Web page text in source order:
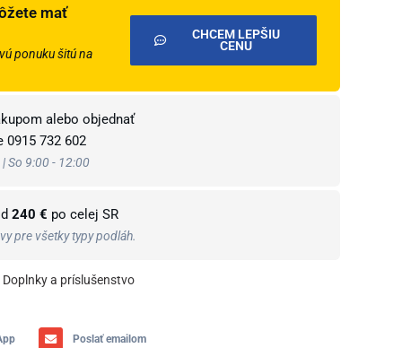
mať
ponuku šitú na
CHCEM LEPŠIU
CENU
alebo objednať
0915 732 602
So 9:00 - 12:00
240 € po celej SR
pre všetky typy podláh.
Doplnky a príslušenstvo
Poslať emailom